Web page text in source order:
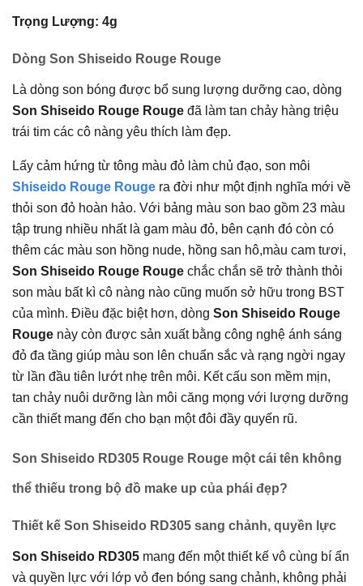
Trọng Lượng: 4g
Dòng Son Shiseido Rouge Rouge
Là dòng son bóng được bổ sung lượng dưỡng cao, dòng
Son Shiseido Rouge Rouge đã làm tan chảy hàng triệu
trái tim các cô nàng yêu thích làm đẹp.
Lấy cảm hứng từ tông màu đỏ làm chủ đạo, son môi
Shiseido Rouge Rouge ra đời như một định nghĩa mới về
thỏi son đỏ hoàn hảo. Với bảng màu son bao gồm 23 màu
tập trung nhiều nhất là gam màu đỏ, bên cạnh đó còn có
thêm các màu son hồng nude, hồng san hô,màu cam tươi,
Son Shiseido Rouge Rouge chắc chắn sẽ trở thành thỏi
son màu bất kì cô nàng nào cũng muốn sở hữu trong BST
của mình. Điều đặc biệt hơn, dòng Son Shiseido Rouge
Rouge này còn được sản xuất bằng công nghệ ánh sáng
đỏ đa tầng giúp màu son lên chuẩn sắc và rạng ngời ngay
từ lần đầu tiên lướt nhẹ trên môi. Kết cấu son mềm mịn,
tan chảy nuôi dưỡng làn môi căng mọng với lượng dưỡng
cần thiết mang đến cho bạn một đôi đầy quyến rũ.
Son Shiseido RD305 Rouge Rouge một cái tên không
thể thiếu trong bộ đồ make up của phái đẹp?
Thiết kế Son Shiseido RD305 sang chảnh, quyền lực
Son Shiseido RD305 mang đến một thiết kế vô cùng bí ẩn
và quyền lực với lớp vỏ đen bóng sang chảnh, không phải